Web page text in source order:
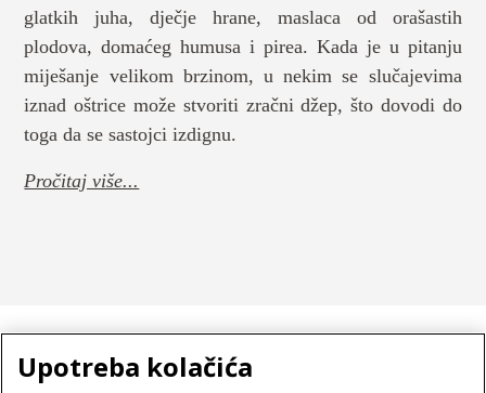
glatkih juha, dječje hrane, maslaca od orašastih
plodova, domaćeg humusa i pirea. Kada je u pitanju
miješanje velikom brzinom, u nekim se slučajevima
iznad oštrice može stvoriti zračni džep, što dovodi do
toga da se sastojci izdignu.
Pročitaj više...
Upotreba kolačića